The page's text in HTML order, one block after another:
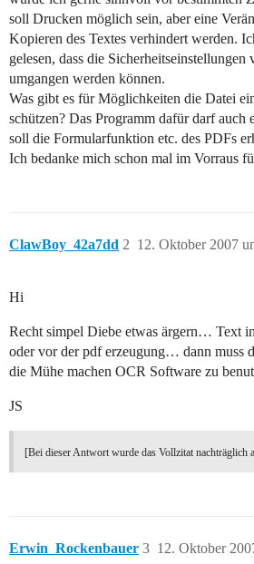
soll Drucken möglich sein, aber eine
Kopieren des Textes verhindert werden.
gelesen, dass die
umgangen werden können.
Was gibt es für Möglichkeiten die Datei
schützen? Das Programm dafür darf auch
soll die Formularfunktion etc. des PDFs
Ich bedanke mich schon mal im Vorraus
ClawBoy_42a7dd 12. Oktober 2007
2
Hi
Recht simpel Diebe etwas ärgern… Text
oder vor der pdf erzeugung… dann muss
die Mühe machen OCR Software zu
JS
[Bei dieser Antwort wurde das Vollzitat nachträglich
Erwin_Rockenbauer 12. Oktober
3